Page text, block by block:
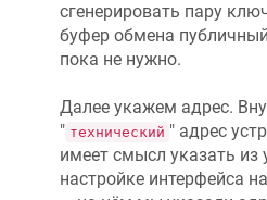
сгенерировать пару
буфер обмена
пока не нужно.
Далее укажем адрес.
" технический " адрес
имеет смысл указать из
настройке интерфейса